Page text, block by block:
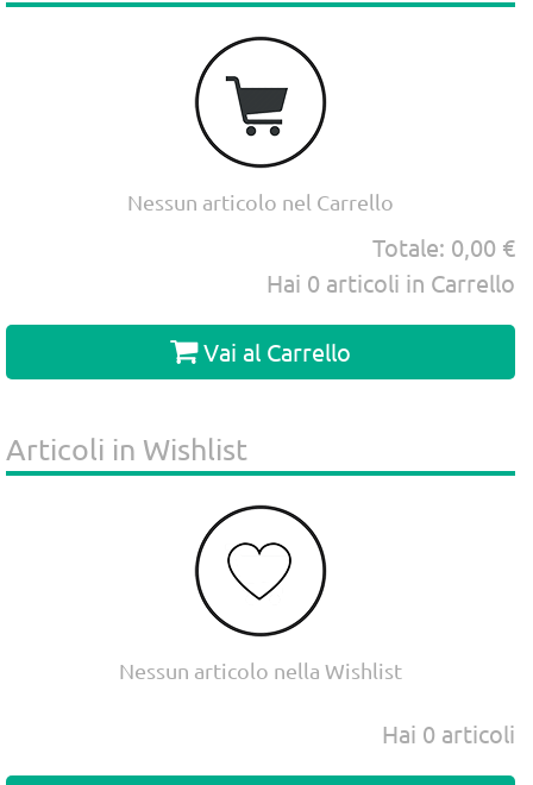
Nessun articolo nel Carrello
Hai 0 articoli in Carrello
Totale: 0,00 €
Vai al Carrello
Articoli in Wishlist
Nessun articolo nella Wishlist
Hai 0 articoli